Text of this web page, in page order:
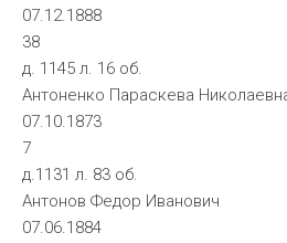
07.12.1888
38
д. 1145 л. 16 об.
Антоненко Параскева
07.10.1873
7
д.1131 л. 83 об.
Антонов Федор Иванович
07.06.1884